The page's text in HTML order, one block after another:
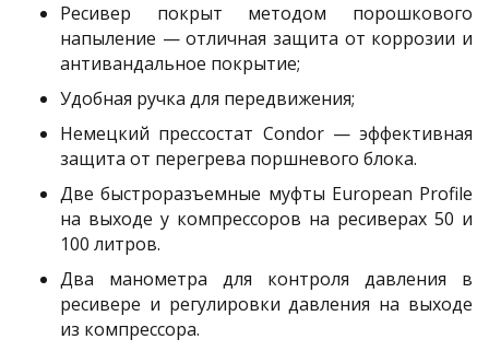
Ресивер покрыт методом порошкового
напыление — отличная защита от коррозии и
антивандальное покрытие;
Удобная ручка для передвижения;
Немецкий прессостат Condor — эффективная
защита от перегрева поршневого блока.
Две быстроразъемные муфты European Profile
на выходе у компрессоров на ресиверах 50 и
100 литров.
Два манометра для контроля давления в
ресивере и регулировки давления на выходе
из компрессора.